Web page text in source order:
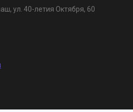
ул. 40-летия Октября, 60